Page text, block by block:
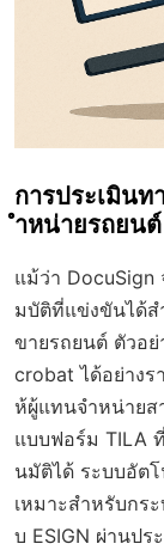
การประเมินท
ำหน่ายรถยนต์
แม้ว่า
มบัติที่แข่งขันได้ส
ขายรถยนต์ ตัวอ
crobat ได้อย่างร
ห้ผู้แทนจำหน่ายส
แบบฟอร์ม TILA
นมัติได้ ระบบอัตโ
เหมาะสำหรับกร
บ ESIGN ผ่านป